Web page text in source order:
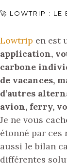
🚀 LOWTRIP : LE
Lowtrip en est
application,
carbone
de vacances,
d’autres
avion, ferry,
Je ne vous
étonné par
aussi le bilan
différentes